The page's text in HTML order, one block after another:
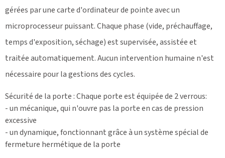
gérées par une carte d'ordinateur de pointe avec un
microprocesseur puissant. Chaque phase (vide, préchauffage,
temps d'exposition, séchage) est supervisée, assistée et
traitée automatiquement. Aucun intervention humaine n'est
nécessaire pour la gestions des cycles.
Sécurité de la porte : Chaque porte est équipée de 2 verrous:
- un mécanique, qui n'ouvre pas la porte en cas de pression
excessive
- un dynamique, fonctionnant grâce à un système spécial de
fermeture hermétique de la porte